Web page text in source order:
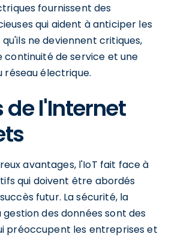
fournissent des
qui aident à anticiper les
ne deviennent critiques,
continuité de service et une
réseau électrique.
de l'Internet
avantages, l'IoT fait face à
qui doivent être abordés
futur. La sécurité, la
des données sont des
préoccupent les entreprises et